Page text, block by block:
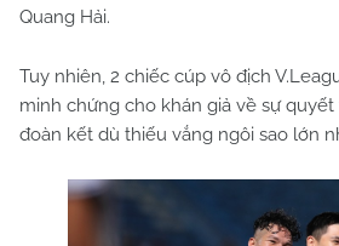
Quang Hải.
Tuy nhiên, 2 chiếc cúp vô địch
minh chứng cho khán giả về sự
đoàn kết dù thiếu vắng ngôi sao lớn